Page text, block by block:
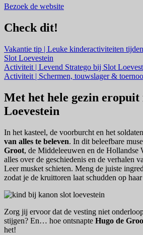
Bezoek de website
Check dit!
Vakantie tip | Leuke kinderactiviteiten
Slot Loevestein
Activiteit | Levend Stratego bij Slot
Activiteit | Schermen, touwslager &
Met het hele gezin eropuit
Loevestein
In het kasteel, de voorburcht en het
van alles te beleven. In dit beleefbare
Groot, de Middeleeuwen en de Hollandse
alles over de geschiedenis en de verhalen
Leer musket schieten. Meng de juiste
zodat je de kruittoren laat schudden op
Zorg jij ervoor dat de vesting niet
stijgen? En… hoe ontsnapte Hugo de
het!